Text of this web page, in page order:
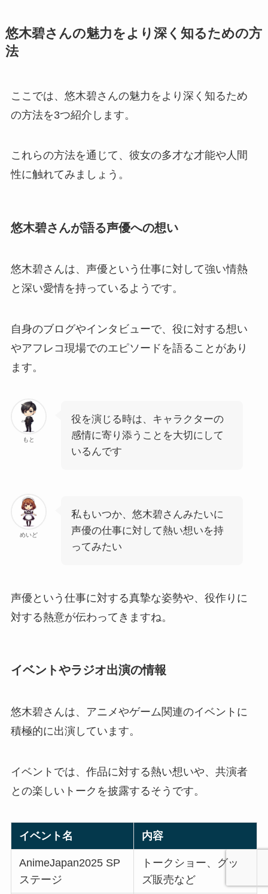
悠木碧さんの魅力をより深く知るための方
法
ここでは、悠木碧さんの魅力をより深く知るため
の方法を3つ紹介します。
これらの方法を通じて、彼女の多才な才能や人間
性に触れてみましょう。
悠木碧さんが語る声優への想い
悠木碧さんは、声優という仕事に対して強い情熱
と深い愛情を持っているようです。
自身のブログやインタビューで、役に対する想い
やアフレコ現場でのエピソードを語ることがあり
ます。
もと
役を演じる時は、キャラクターの
感情に寄り添うことを大切にして
いるんです
めいど
私もいつか、悠木碧さんみたいに
声優の仕事に対して熱い想いを持
ってみたい
声優という仕事に対する真摯な姿勢や、役作りに
対する熱意が伝わってきますね。
イベントやラジオ出演の情報
悠木碧さんは、アニメやゲーム関連のイベントに
積極的に出演しています。
イベントでは、作品に対する熱い想いや、共演者
との楽しいトークを披露するそうです。
イベント名 内容
AnimeJapan2025 SP
ステージ
トークショー、グッ
ズ販売など